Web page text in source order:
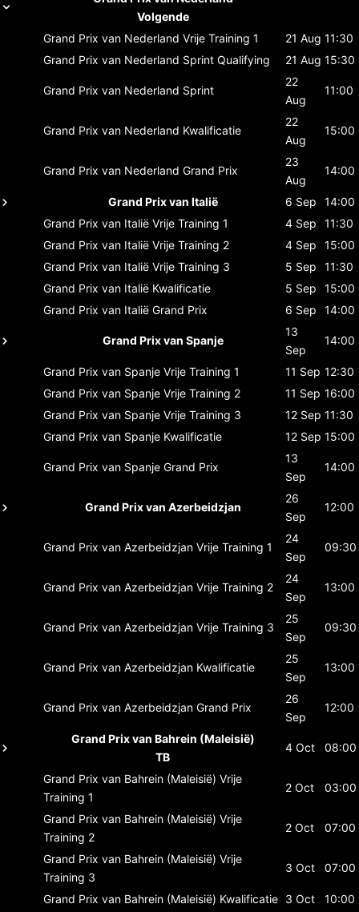
Volgende
Grand Prix van Nederland Vrije Training 1 21 Aug 11:30
Grand Prix van Nederland Sprint Qualifying 21 Aug 15:30
Grand Prix van Nederland Sprint
22
Aug
11:00
Grand Prix van Nederland Kwalificatie
22
Aug
15:00
Grand Prix van Nederland Grand Prix
23
Aug
14:00
Grand Prix van Italië 6 Sep
14:00
Grand Prix van Italië Vrije Training 1 4 Sep
11:30
Grand Prix van Italië Vrije Training 2 4 Sep
15:00
Grand Prix van Italië Vrije Training 3 5 Sep
11:30
Grand Prix van Italië Kwalificatie 5 Sep
15:00
Grand Prix van Italië Grand Prix 6 Sep 14:00
Grand Prix van Spanje
13
Sep
14:00
Grand Prix van Spanje Vrije Training 1 11 Sep 12:30
Grand Prix van Spanje Vrije Training 2 11 Sep 16:00
Grand Prix van Spanje Vrije Training 3 12 Sep 11:30
Grand Prix van Spanje Kwalificatie 12 Sep 15:00
Grand Prix van Spanje Grand Prix
13
Sep
14:00
Grand Prix van Azerbeidzjan
26
Sep
12:00
Grand Prix van Azerbeidzjan Vrije Training 1
24
Sep
09:30
Grand Prix van Azerbeidzjan Vrije Training 2
24
Sep
13:00
Grand Prix van Azerbeidzjan Vrije Training 3
25
Sep
09:30
Grand Prix van Azerbeidzjan Kwalificatie
25
Sep
13:00
Grand Prix van Azerbeidzjan Grand Prix
26
Sep
12:00
Grand Prix van Bahrein (Maleisië)
TB
4 Oct 08:00
Grand Prix van Bahrein (Maleisië) Vrije
Training 1
2 Oct 03:00
Grand Prix van Bahrein (Maleisië) Vrije
Training 2
2 Oct 07:00
Grand Prix van Bahrein (Maleisië) Vrije
Training 3
3 Oct 07:00
Grand Prix van Bahrein (Maleisië) Kwalificatie 3 Oct
10:00